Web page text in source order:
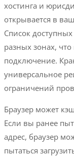
хостинга и
открывается в
Список
разных зонах,
подключение.
универсальное
ограничений
Браузер может
Если вы ранее
адрес, браузер
пытаться